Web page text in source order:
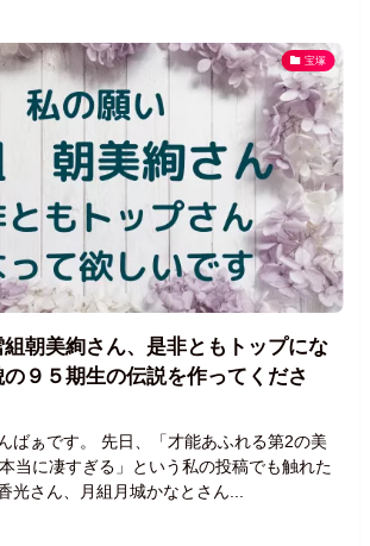
宝塚
朝美絢さん、是非ともトップにな
９５期生の伝説を作ってくださ
ばぁです。 先日、「才能あふれる第2の美
当に凄すぎる」という私の投稿でも触れた
光さん、月組月城かなとさん...